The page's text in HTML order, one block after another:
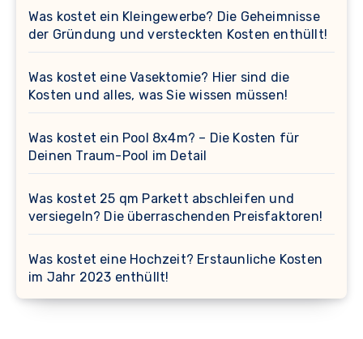
Was kostet ein Kleingewerbe? Die Geheimnisse
der Gründung und versteckten Kosten enthüllt!
Was kostet eine Vasektomie? Hier sind die
Kosten und alles, was Sie wissen müssen!
Was kostet ein Pool 8x4m? – Die Kosten für
Deinen Traum-Pool im Detail
Was kostet 25 qm Parkett abschleifen und
versiegeln? Die überraschenden Preisfaktoren!
Was kostet eine Hochzeit? Erstaunliche Kosten
im Jahr 2023 enthüllt!